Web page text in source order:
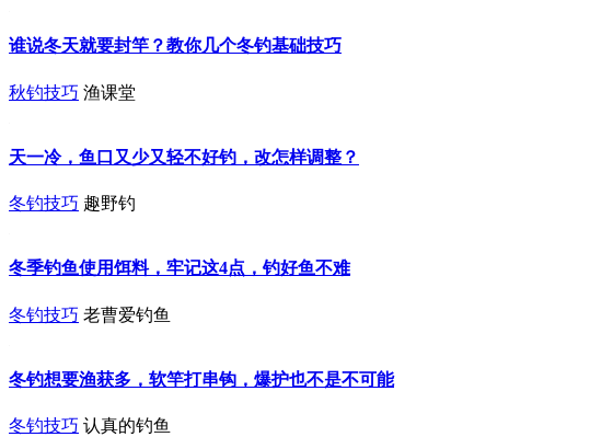
谁说冬天就要封竿？教你几个冬钓基础技巧
秋钓技巧 渔课堂
天一冷，鱼口又少又轻不好钓，改怎样调整？
冬钓技巧 趣野钓
冬季钓鱼使用饵料，牢记这4点，钓好鱼不难
冬钓技巧 老曹爱钓鱼
冬钓想要渔获多，软竿打串钩，爆护也不是不可能
冬钓技巧 认真的钓鱼